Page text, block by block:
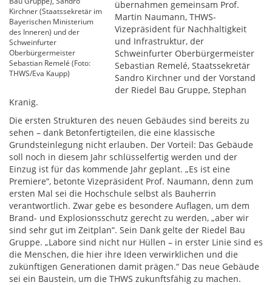
Kirchner (Staatssekretär im
Bayerischen Ministerium
des Inneren) und der
Schweinfurter
Oberbürgermeister
Sebastian Remelé (Foto:
THWS/Eva Kaupp)
übernahmen gemeinsam Prof.
Martin Naumann, THWS-
Vizepräsident für Nachhaltigkeit
und Infrastruktur, der
Schweinfurter Oberbürgermeister
Sebastian Remelé, Staatssekretär
Sandro Kirchner und der Vorstand
der Riedel Bau Gruppe, Stephan
Kranig.
Die ersten Strukturen des neuen Gebäudes sind bereits zu
sehen – dank Betonfertigteilen, die eine klassische
Grundsteinlegung nicht erlauben. Der Vorteil: Das Gebäude
soll noch in diesem Jahr schlüsselfertig werden und der
Einzug ist für das kommende Jahr geplant. „Es ist eine
Premiere“, betonte Vizepräsident Prof. Naumann, denn zum
ersten Mal sei die Hochschule selbst als Bauherrin
verantwortlich. Zwar gebe es besondere Auflagen, um dem
Brand- und Explosionsschutz gerecht zu werden, „aber wir
sind sehr gut im Zeitplan“. Sein Dank gelte der Riedel Bau
Gruppe. „Labore sind nicht nur Hüllen – in erster Linie sind es
die Menschen, die hier ihre Ideen verwirklichen und die
zukünftigen Generationen damit prägen.“ Das neue Gebäude
sei ein Baustein, um die THWS zukunftsfähig zu machen.